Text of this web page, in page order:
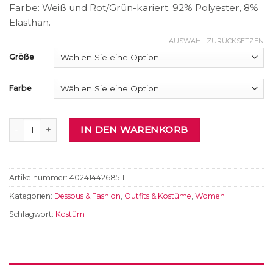
Farbe: Weiß und Rot/Grün-kariert. 92% Polyester, 8%
Elasthan.
Größe
Farbe
AUSWAHL ZURÜCKSETZEN
Schulmädchen-Set MengeIN DEN WARENKORB
Artikelnummer: 4024144268511
Kategorien: Dessous & Fashion Outfits & Kostüme Women
Schlagwort: Kostüm